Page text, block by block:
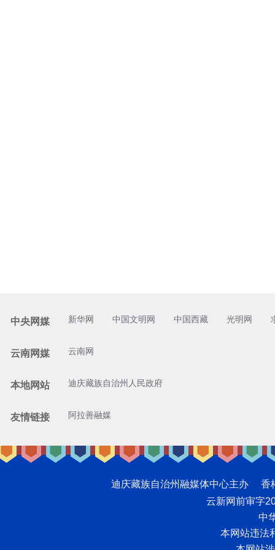
中央网媒 新华网 中国文明网 中国西藏 光明网
云南网媒 云南网
本地网站 迪庆藏族自治州人民政府
友情链接 阿拉善融媒
迪庆藏族自治州融媒体中心主办 香
云新网前审字
中
本网站违法